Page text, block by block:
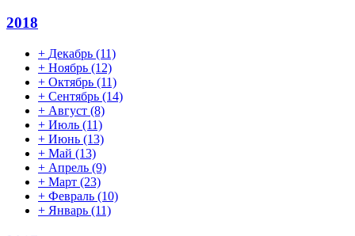
2018
+ Декабрь (11)
+ Ноябрь (12)
+ Октябрь (11)
+ Сентябрь (14)
+ Август (8)
+ Июль (11)
+ Июнь (13)
+ Май (13)
+ Апрель (9)
+ Март (23)
+ Февраль (10)
+ Январь (11)